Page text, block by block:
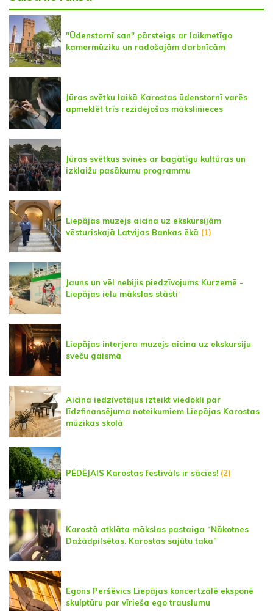
"Ūdenstornī san" pārsteigs ar laikmetīgo
kamermūziku un radošajām darbnīcām
Jūras svētku laikā Karostas ūdenstornī varēs
apmeklēt trīs rezidējošas mākslinieces
Jūras svētkus svinēs ar bagātīgu kultūras un
izklaižu pasākumu programmu
Liepājas muzejs aicina uz ekskursijām
vēsturiskajā Latvijas Bankas ēkā (1)
Jauns un vēl nebijis piedzīvojums Kurzemē -
Liepājas ielu mākslas stāsti
Liepājas interjera muzejs aicina uz ekskursiju
sveču gaismā
Aicina iedzīvotājus izteikt viedokli par
līdzfinansējuma noteikumiem Liepājas Karostas
mūzikas skolā
PĒDĒJAIS Karostas festivāls ir sācies! (2)
Karostā atklāta mākslas pastaiga “Nākotnes
Dažādpilsētas. Karostas sajūtu taka”
Egons Peršēvics Liepājas koncertzālē eksponē
skulptūru par vīrieša ego trauslumu